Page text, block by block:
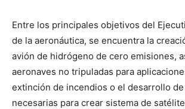
Entre los principales objetivos del
de la aeronáutica, se encuentra la
avión de hidrógeno de cero emisiones,
aeronaves no tripuladas para
extinción de incendios o el desarrollo
necesarias para crear sistema de